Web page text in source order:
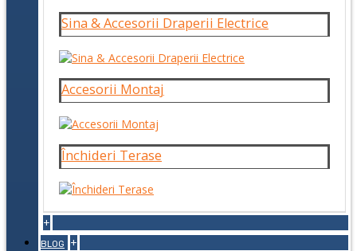
Sina & Accesorii Draperii Electrice
Accesorii Montaj
Închideri Terase
+
BLOG +